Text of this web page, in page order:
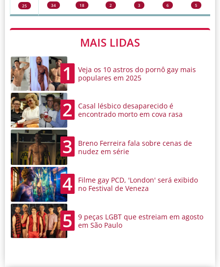
25 34 18 2 3 6 5
MAIS LIDAS
1
Veja os 10 astros do pornô gay mais
populares em 2025
2
Casal lésbico desaparecido é
encontrado morto em cova rasa
3
Breno Ferreira fala sobre cenas de
nudez em série
4
Filme gay PCD, 'London' será exibido
no Festival de Veneza
5
9 peças LGBT que estreiam em agosto
em São Paulo